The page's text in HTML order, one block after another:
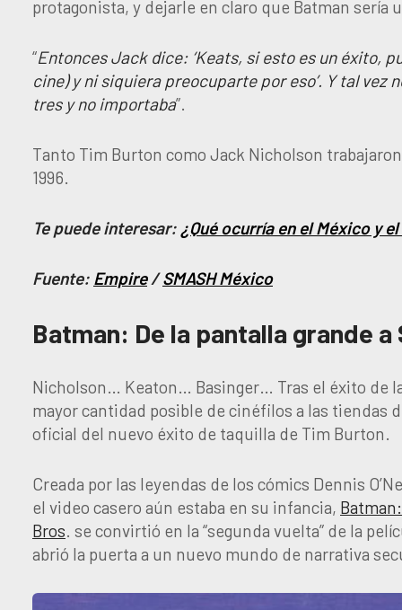
protagonista, y dejarle en claro que Batman
“Entonces Jack dice: ‘Keats, si esto es un éxito,
cine) y ni siquiera preocuparte por eso’. Y tal
tres y no importaba”.
Tanto Tim Burton como Jack Nicholson
1996.
Te puede interesar: ¿Qué ocurría en el México y
Fuente: Empire/SMASH México
Batman: De la pantalla grande a
Nicholson… Keaton… Basinger… Tras el éxito de
mayor cantidad posible de cinéfilos a las tiendas
oficial del nuevo éxito de taquilla de Tim Burton.
Creada por las leyendas de los cómics Dennis
el video casero aún estaba en su infancia,
Bros. se convirtió en la “segunda vuelta” de la
abrió la puerta a un nuevo mundo de narrativa